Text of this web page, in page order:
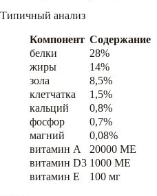
Типичный анализ
Компонент Содержание
белки
28%
жиры
14%
зола
8,5%
клетчатка
1,5%
кальций
0,8%
фосфор
0,7%
магний
0,08%
витамин A
20000 ME
витамин D3 1000 ME
витамин E
100 мг